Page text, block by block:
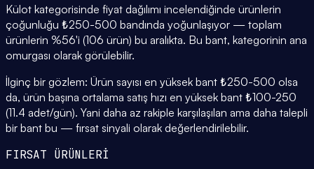
Külot kategorisinde fiyat dağılımı incelendiğinde ürünlerin
çoğunluğu ₺250-500 bandında yoğunlaşıyor — toplam
ürünlerin %56'i (106 ürün) bu aralıkta. Bu bant, kategorinin ana
omurgası olarak görülebilir.
İlginç bir gözlem: Ürün sayısı en yüksek bant ₺250-500 olsa
da, ürün başına ortalama satış hızı en yüksek bant ₺100-250
(11.4 adet/gün). Yani daha az rakiple karşılaşılan ama daha talepli
bir bant bu — fırsat sinyali olarak değerlendirilebilir.
FIRSAT ÜRÜNLERİ